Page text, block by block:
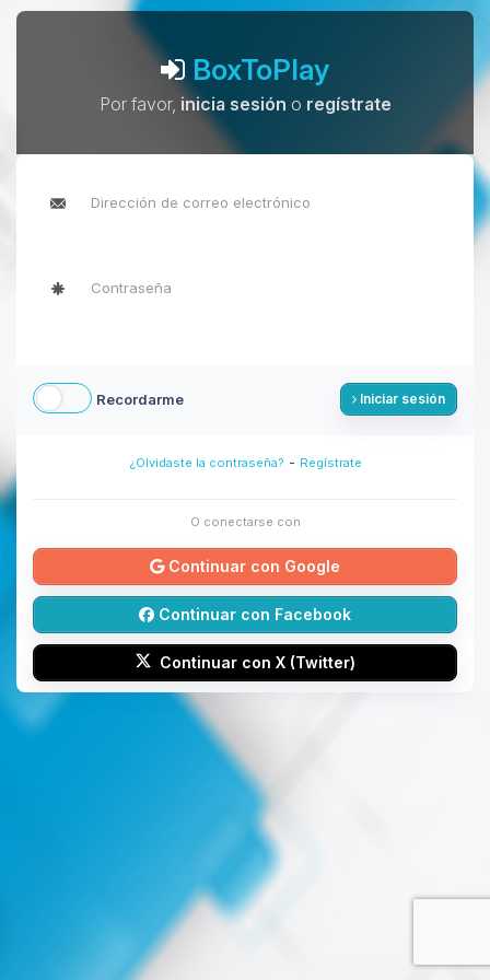
BoxToPlay
Por favor, inicia sesión o regístrate
Recordarme Iniciar sesión
¿Olvidaste la contraseña? - Regístrate
O conectarse con
Continuar con Google
Continuar con Facebook
Continuar con X (Twitter)